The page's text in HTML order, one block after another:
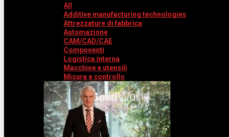
All
Additive manufacturing technologies
Attrezzature di fabbrica
Automazione
CAM/CAD/CAE
Componenti
Logistica interna
Macchine e utensili
Misura e controllo